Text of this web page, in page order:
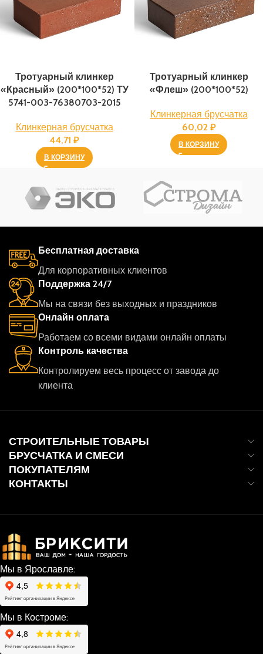
Тротуарный клинкер
«Красный» (200*100*52) ТУ
5741-003-76380703-2015
Клинкерная брусчатка
44,71 ₽
В КОРЗИНУ
Тротуарный клинкер
«Флеш» (200*100*52)
Клинкерная брусчатка
60,02 ₽
В КОРЗИНУ
Бесплатная доставка
Для корпоративных клиентов
Поддержка 24/7
Мы на связи без выходных и праздников
Онлайн оплата
Работаем со всеми видами онлайн оплаты
Контроль качества
Контролируем весь процесс от завода до
клиента
СТРОИТЕЛЬНЫЕ ТОВАРЫ
БРУСЧАТКА И СМЕСИ
ПОКУПАТЕЛЯМ
КОНТАКТЫ
Мы в Ярославле:
Мы в Костроме: